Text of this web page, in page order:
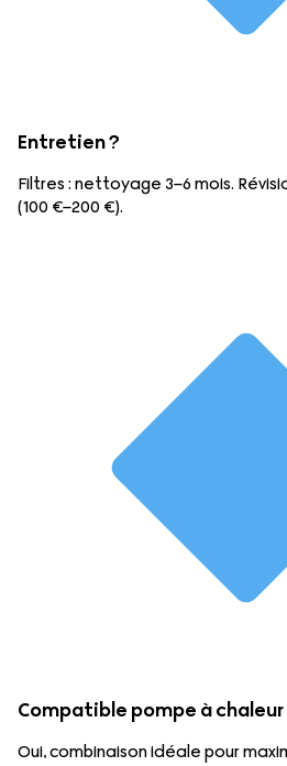
Entretien ?
Filtres : nettoyage 3–6 mois.
(100 €–200 €).
Compatible pompe à chaleur
Oui, combinaison idéale pour